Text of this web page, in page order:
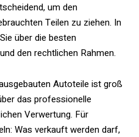
um den
Teilen zu ziehen. In
über die besten
den rechtlichen Rahmen.
Autoteile ist groß
das professionelle
Verwertung. Für
Was verkauft werden darf,